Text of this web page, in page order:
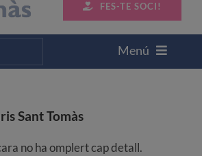
FES-TE SOCI!
Menú
Sant Tomàs
no ha omplert cap detall.